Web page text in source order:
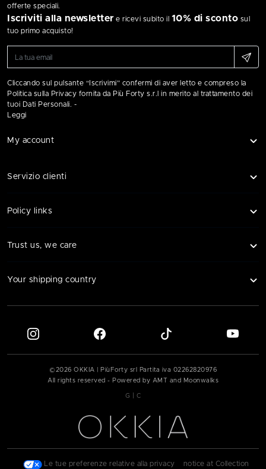
offerte speciali.
Iscriviti alla newsletter e ricevi subito il 10% di sconto sul
tuo primo acquisto!
Cliccando sul pulsante “Iscrivimi” confermi di aver letto e compreso la
Politica sulla Privacy fornita da Più Forty s.r.l in merito al trattamento dei
tuoi Dati Personali. -
Leggi
My account
Servizio clienti
Policy links
Trust us, we care
Your shipping country
© 2026 OKKIA | PiùForty srl Partita iva 02262820976
All rights reserved - Powered by AMT and Moonwalks
G C
Le tue preferenze relative alla privacy notice at Collection